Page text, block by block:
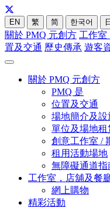
EN 繁 简 한국어
關於 PMQ 元創方 工作室
置及交通 歷史傳承 遊客
關於 PMQ 元創方
PMQ 是
位置及交通
場地簡介及設
單位及場地租
創意工作室 /
租用活動場地
無障礙通道指
工作室，店舖及餐
網上購物
精彩活動